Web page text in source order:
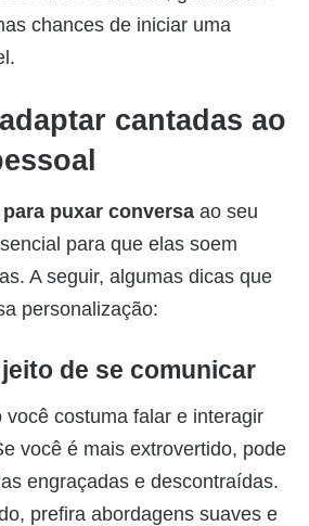
chances de iniciar uma
cantadas ao
puxar conversa ao seu
para que elas soem
A seguir, algumas dicas que
personalização:
de se comunicar
você costuma falar e interagir
você é mais extrovertido, pode
engraçadas e descontraídas.
prefira abordagens suaves e